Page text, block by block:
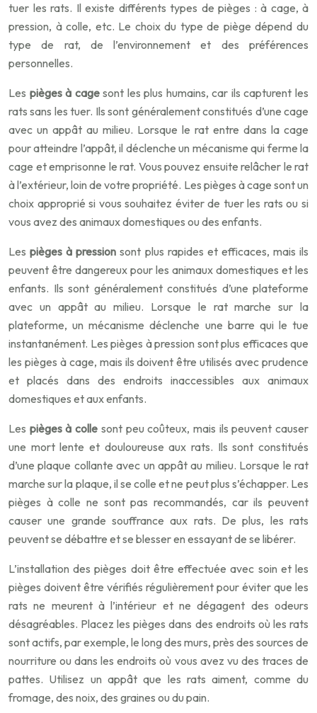
tuer les rats. Il existe différents types de pièges : à cage, à
pression, à colle, etc. Le choix du type de piège dépend du
type de rat, de l’environnement et des préférences
personnelles.
Les pièges à cagesont les plus humains, car ils capturent les
rats sans les tuer. Ils sont généralement constitués d’une cage
avec un appât au milieu. Lorsque le rat entre dans la cage
pour atteindre l’appât, il déclenche un mécanisme qui ferme la
cage et emprisonne le rat. Vous pouvez ensuite relâcher le rat
à l’extérieur, loin de votre propriété. Les pièges à cage sont un
choix approprié si vous souhaitez éviter de tuer les rats ou si
vous avez des animaux domestiques ou des enfants.
Lespièges à pressionsont plus rapides et efficaces, mais ils
peuvent être dangereux pour les animaux domestiques et les
enfants. Ils sont généralement constitués d’une plateforme
avec un appât au milieu. Lorsque le rat marche sur la
plateforme, un mécanisme déclenche une barre qui le tue
instantanément. Les pièges à pression sont plus efficaces que
les pièges à cage, mais ils doivent être utilisés avec prudence
et placés dans des endroits inaccessibles aux animaux
domestiques et aux enfants.
Les pièges à colle sont peu coûteux, mais ils peuvent causer
une mort lente et douloureuse aux rats. Ils sont constitués
d’une plaque collante avec un appât au milieu. Lorsque le rat
marche sur la plaque, il se colle et ne peut plus s’échapper. Les
pièges à colle ne sont pas recommandés, car ils peuvent
causer une grande souffrance aux rats. De plus, les rats
peuvent se débattre et se blesser en essayant de se libérer.
L’installation des pièges doit être effectuée avec soin et les
pièges doivent être vérifiés régulièrement pour éviter que les
rats ne meurent à l’intérieur et ne dégagent des odeurs
désagréables. Placez les pièges dans des endroits où les rats
sont actifs, par exemple, le long des murs, près des sources de
nourriture ou dans les endroits où vous avez vu des traces de
pattes. Utilisez un appât que les rats aiment, comme du
fromage, des noix, des graines ou du pain.